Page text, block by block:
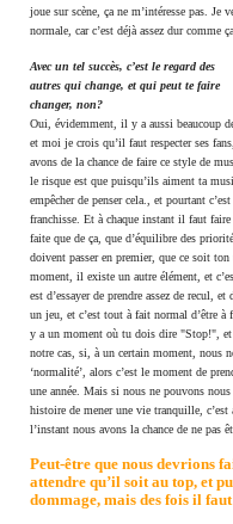
joue sur scène, ça ne m’intéresse pas.
normale, car c’est déjà assez dur comme
Avec un tel succès, c’est le regard des
autres qui change, et qui peut te faire
changer, non?
Oui, évidemment, il y a aussi beaucoup
et moi je crois qu’il faut respecter ses
avons de la chance de faire ce style de
le risque est que puisqu’ils aiment ta
empêcher de penser cela., et pourtant
franchisse. Et à chaque instant il faut
faite que de ça, que d’équilibre des
doivent passer en premier, que ce soit
moment, il existe un autre élément, et
est d’essayer de prendre assez de recul,
un jeu, et c’est tout à fait normal d’être
y a un moment où tu dois dire "Stop!", et
notre cas, si, à un certain moment, nous
‘normalité’, alors c’est le moment de
une année. Mais si nous ne pouvons
histoire de mener une vie tranquille, c’est
l’instant nous avons la chance de ne pas
Peut-être que nous devrions
attendre qu’il soit au top, et
dommage, mais des fois il